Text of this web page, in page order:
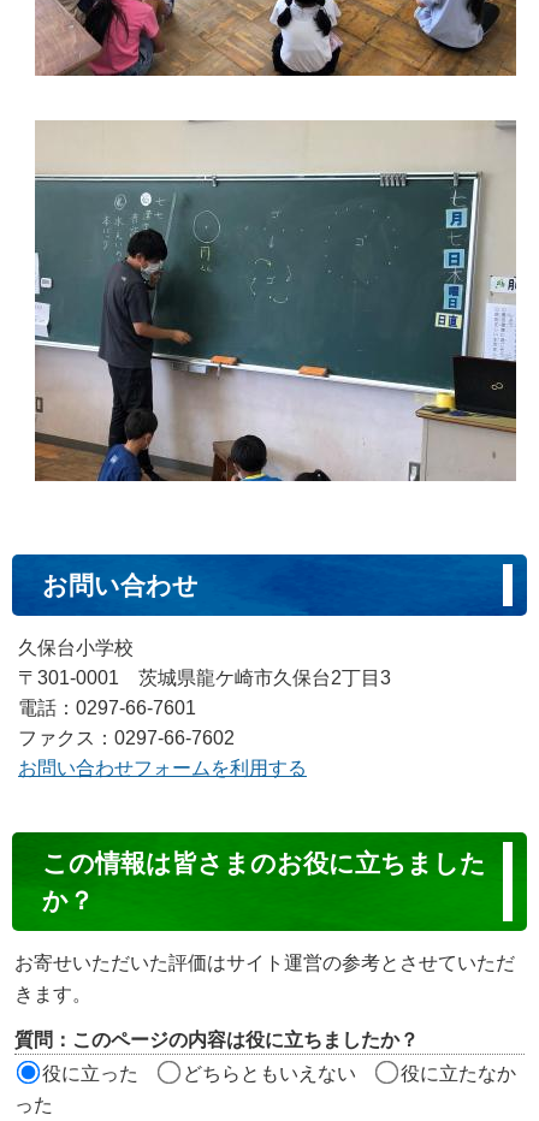
お問い合わせ
久保台小学校
〒301-0001 茨城県龍ケ崎市久保台2丁目3
電話：0297-66-7601
ファクス：0297-66-7602
お問い合わせフォームを利用する
ン
ン
ツ
価
この情報は皆さまのお役に立ちました
か？
お寄せいただいた評価はサイト運営の参考とさせていただ
きます。
質問：このページの内容は役に立ちましたか？
役に立った
どちらともいえない
役に立たなか
った